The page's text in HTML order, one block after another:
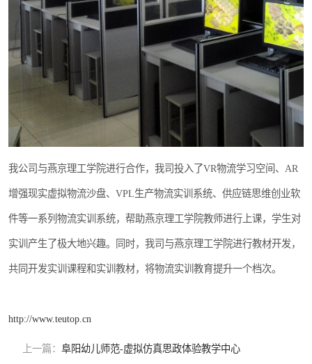
我公司与燕京理工学院进行合作，我司投入了VR物流学习空间、AR
增强现实虚拟物流沙盘、VPL生产物流实训系统、供应链思维创业软
件等一系列物流实训系统，帮助燕京理工学院教师进行上课，学生对
实训产生了极大地兴趣。同时，我司与燕京理工学院进行教材开发，
共同开发实训课程和实训教材，将物流实训教育提升一个档次。
http://www.teutop.cn
上一篇： 阜阳幼儿师范-虚拟仿真思政体验教学中心